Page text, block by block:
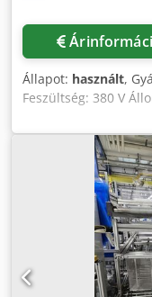
Állapot: használt,
Feszültség: 380 V
teljesítményigény:
gép méretei: 0,85 x
Dwsdpfx Asu Nu
fűtéssel - Kisebb
mérete 300 mm
Automatikus
560x460x280mm,
Felszereltség: forgó
800x600mm; asztal
750x550mm -